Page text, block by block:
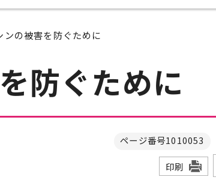
の被害を防ぐために
防ぐために
ページ番号1010053
印刷